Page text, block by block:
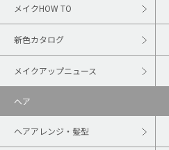
メイクHOW TO
新色カタログ
メイクアップニュース
ヘア
ヘアアレンジ・髪型